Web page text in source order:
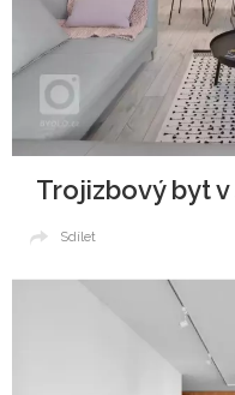
Trojizbový byt
Sdílet